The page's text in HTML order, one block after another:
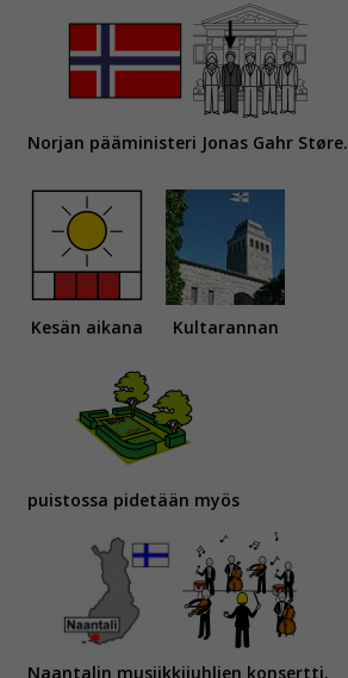
Norjan pääministeri Jonas Gahr Støre.
Kesän aikana Kultarannan
puistossa pidetään myös
Naantalin musiikkijuhlien konsertti.